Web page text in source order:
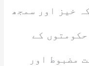
خیز اور سمجھ
کے
مضبوط اور